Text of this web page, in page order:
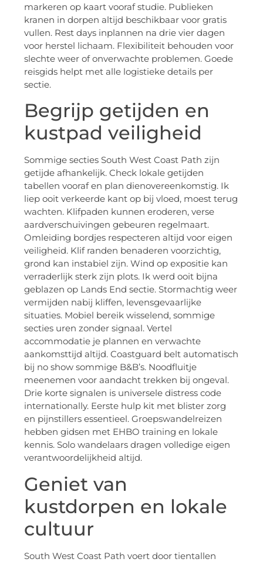
markeren op kaart vooraf studie. Publieken
kranen in dorpen altijd beschikbaar voor gratis
vullen. Rest days inplannen na drie vier dagen
voor herstel lichaam. Flexibiliteit behouden voor
slechte weer of onverwachte problemen. Goede
reisgids helpt met alle logistieke details per
sectie.
Begrijp getijden en
kustpad veiligheid
Sommige secties South West Coast Path zijn
getijde afhankelijk. Check lokale getijden
tabellen vooraf en plan dienovereenkomstig. Ik
liep ooit verkeerde kant op bij vloed, moest terug
wachten. Klifpaden kunnen eroderen, verse
aardverschuivingen gebeuren regelmaart.
Omleiding bordjes respecteren altijd voor eigen
veiligheid. Klif randen benaderen voorzichtig,
grond kan instabiel zijn. Wind op expositie kan
verraderlijk sterk zijn plots. Ik werd ooit bijna
geblazen op Lands End sectie. Stormachtig weer
vermijden nabij kliffen, levensgevaarlijke
situaties. Mobiel bereik wisselend, sommige
secties uren zonder signaal. Vertel
accommodatie je plannen en verwachte
aankomsttijd altijd. Coastguard belt automatisch
bij no show sommige B&B’s. Noodfluitje
meenemen voor aandacht trekken bij ongeval.
Drie korte signalen is universele distress code
internationally. Eerste hulp kit met blister zorg
en pijnstillers essentieel. Groepswandelreizen
hebben gidsen met EHBO training en lokale
kennis. Solo wandelaars dragen volledige eigen
verantwoordelijkheid altijd.
Geniet van
kustdorpen en lokale
cultuur
South West Coast Path voert door tientallen